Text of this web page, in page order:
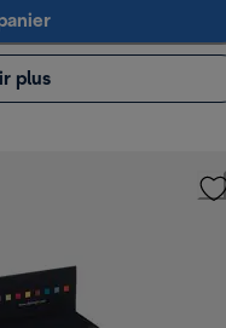
plus